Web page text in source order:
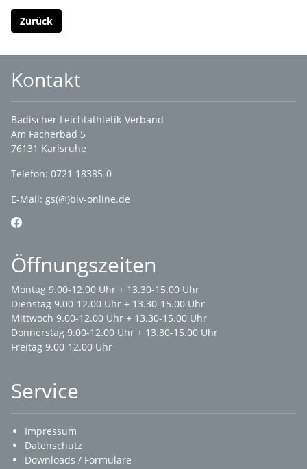
Zurück
Kontakt
Badischer Leichtathletik-Verband
Am Fächerbad 5
76131 Karlsruhe
Telefon: 0721 18385-0
E-Mail: gs(@)blv-online.de
Öffnungszeiten
Montag 9.00-12.00 Uhr + 13.30-15.00 Uhr
Dienstag 9.00-12.00 Uhr + 13.30-15.00 Uhr
Mittwoch 9.00-12.00 Uhr + 13.30-15.00 Uhr
Donnerstag 9.00-12.00 Uhr + 13.30-15.00 Uhr
Freitag 9.00-12.00 Uhr
Service
Impressum
Datenschutz
Downloads / Formulare